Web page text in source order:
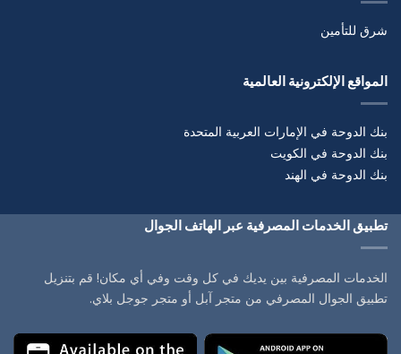
شرق للتأمين
المواقع الإلكترونية العالمية
بنك الدوحة في الإمارات العربية المتحدة
بنك الدوحة في الكويت
بنك الدوحة في الهند
تطبيق الخدمات المصرفية عبر الهاتف الجوال
الخدمات المصرفية بين يديك في كل وقت وفي أي مكان! قم بتنزيل
تطبيق الجوال المصرفي من متجر آبل أو متجر جوجل بلاي.